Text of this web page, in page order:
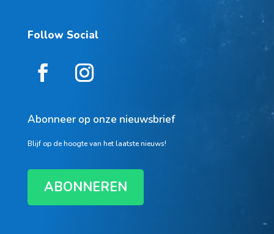
Follow Social
Abonneer op onze nieuwsbrief
Blijf op de hoogte van het laatste nieuws!
ABONNEREN